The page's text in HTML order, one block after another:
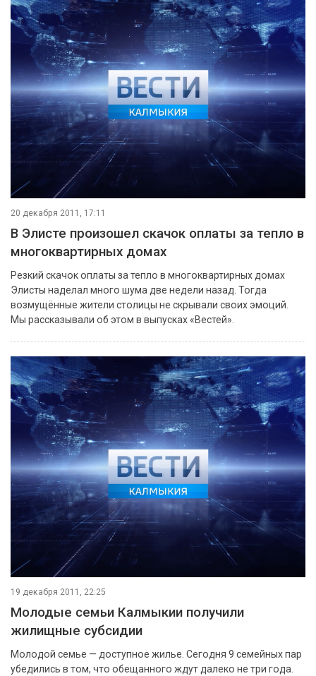
20 декабря 2011, 17:11
В Элисте произошел скачок оплаты за тепло в
многоквартирных домах
Резкий скачок оплаты за тепло в многоквартирных домах
Элисты наделал много шума две недели назад. Тогда
возмущённые жители столицы не скрывали своих эмоций.
Мы рассказывали об этом в выпусках «Вестей».
19 декабря 2011, 22:25
Молодые семьи Калмыкии получили
жилищные субсидии
Молодой семье — доступное жилье. Сегодня 9 семейных пар
убедились в том, что обещанного ждут далеко не три года.